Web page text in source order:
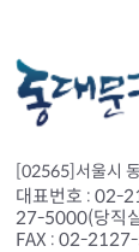
[02565]서울시
대표번호 : 02-
27-5000(당직
FAX : 02-